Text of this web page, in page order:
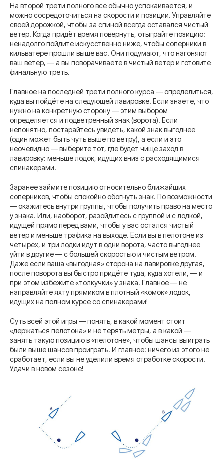
На второй трети полного всё обычно успокаивается, и
можно сосредоточиться на скорости и позиции. Управляйте
своей дорожкой, чтобы за спиной всегда оставался чистый
ветер. Когда придёт время повернуть, отыграйте позицию:
ненадолго пойдите искусственно ниже, чтобы соперники в
кильватере прошли выше вас. Они подумают, что нагоняют
ваш ветер, — а вы поворачиваете в чистый ветер и готовите
финальную треть.
Главное на последней трети полного курса — определиться,
куда вы пойдёте на следующей лавировке. Если знаете, что
нужно на конкретную сторону — этим выбором
определяется и подветренный знак (ворота). Если
непонятно, постарайтесь увидеть, какой знак выгоднее
(один может быть чуть выше по ветру), а если и это
неочевидно — выберите тот, где будет чище заход в
лавировку: меньше лодок, идущих вниз с расходящимися
спинакерами.
Заранее займите позицию относительно ближайших
соперников, чтобы спокойно обогнуть знак. По возможности
— окажитесь внутри группы, чтобы получить право на место
у знака. Или, наоборот, разойдитесь с группой и с лодкой,
идущей прямо перед вами, чтобы у вас остался чистый
ветер и меньше трафика на выходе. Если вы в пелотоне из
четырёх, и три лодки идут в одни ворота, часто выгоднее
уйти в другие — с большей скоростью и чистым ветром.
Даже если ваша «выгодная» сторона на лавировке другая,
после поворота вы быстро придёте туда, куда хотели, — и
при этом избежите «толкучки» у знака. Главное — не
направляйте яхту прямиком в плотный «комок» лодок,
идущих на полном курсе со спинакерами!
Суть всей этой игры — понять, в какой момент стоит
«держаться пелотона» и не терять метры, а в какой —
занять такую позицию в «пелотоне», чтобы шансы выиграть
были выше шансов проиграть. И главное: ничего из этого не
сработает, если вы не уделили время отработке скорости.
Удачи в новом сезоне!